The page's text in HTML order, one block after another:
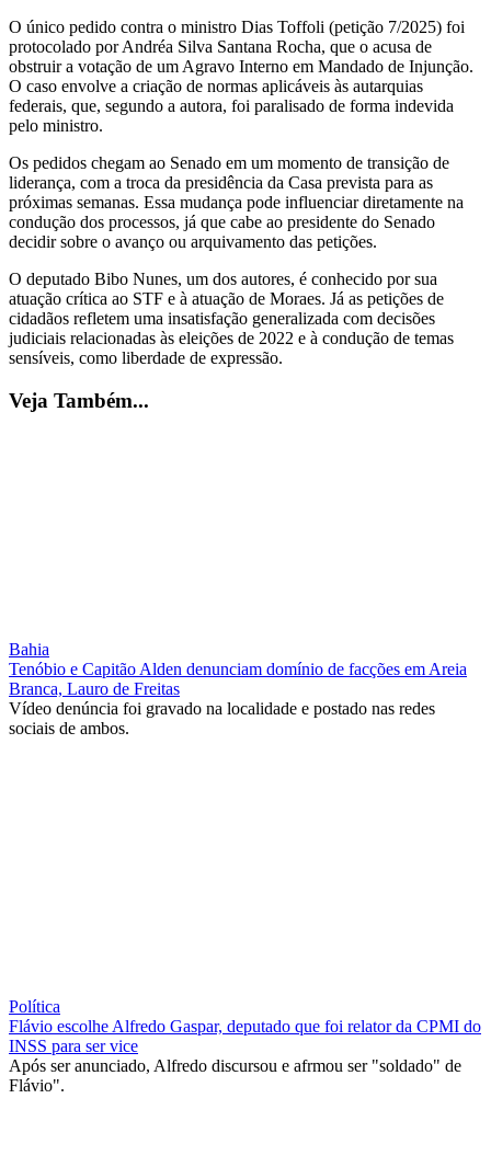
O único pedido contra o ministro Dias Toffoli (petição 7/2025) foi
protocolado por Andréa Silva Santana Rocha, que o acusa de
obstruir a votação de um Agravo Interno em Mandado de Injunção.
O caso envolve a criação de normas aplicáveis às autarquias
federais, que, segundo a autora, foi paralisado de forma indevida
pelo ministro.
Os pedidos chegam ao Senado em um momento de transição de
liderança, com a troca da presidência da Casa prevista para as
próximas semanas. Essa mudança pode influenciar diretamente na
condução dos processos, já que cabe ao presidente do Senado
decidir sobre o avanço ou arquivamento das petições.
O deputado Bibo Nunes, um dos autores, é conhecido por sua
atuação crítica ao STF e à atuação de Moraes. Já as petições de
cidadãos refletem uma insatisfação generalizada com decisões
judiciais relacionadas às eleições de 2022 e à condução de temas
sensíveis, como liberdade de expressão.
Veja Também...
Bahia
Tenóbio e Capitão Alden denunciam domínio de facções em Areia
Branca, Lauro de Freitas
Vídeo denúncia foi gravado na localidade e postado nas redes
sociais de ambos.
Política
Flávio escolhe Alfredo Gaspar, deputado que foi relator da CPMI do
INSS para ser vice
Após ser anunciado, Alfredo discursou e afrmou ser "soldado" de
Flávio".